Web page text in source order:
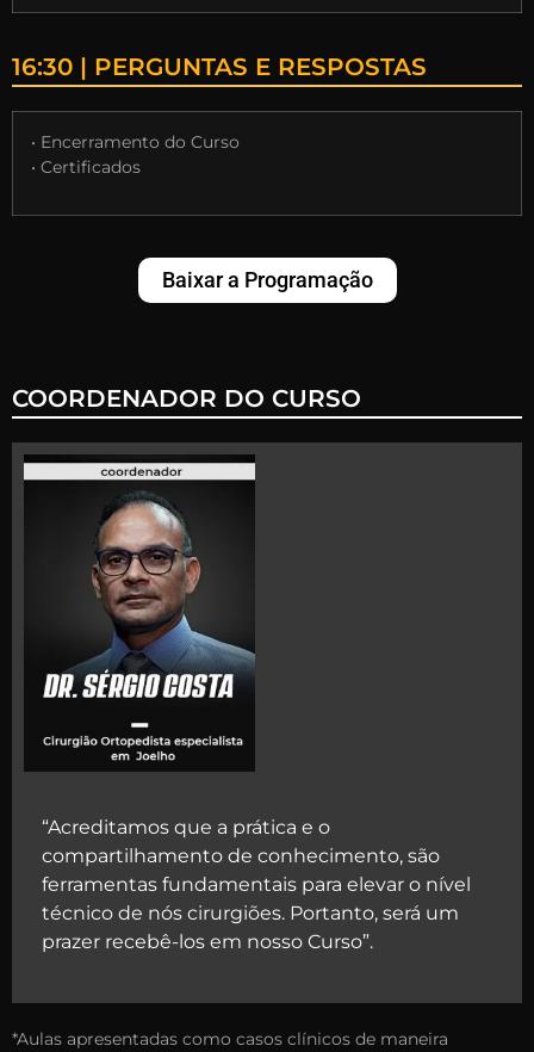
16:30 | PERGUNTAS E RESPOSTAS
• Encerramento do Curso
• Certificados
Baixar a Programação
COORDENADOR DO CURSO
“Acreditamos que a prática e o
compartilhamento de conhecimento, são
ferramentas fundamentais para elevar o nível
técnico de nós cirurgiões. Portanto, será um
prazer recebê-los em nosso Curso”.
*Aulas apresentadas como casos clínicos de maneira